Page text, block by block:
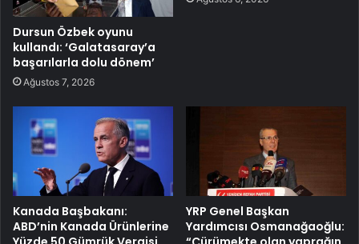
Dursun Özbek oyunu
kullandı: ‘Galatasaray’a
başarılarla dolu dönem’
Ağustos 7, 2026
Kanada Başbakanı:
ABD’nin Kanada Ürünlerine
YRP Genel Başkan
Yardımcısı Osmanağaoğlu: